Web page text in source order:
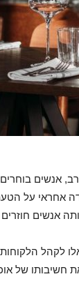
אנשים
אחראי על
אנשים
לקהל
חשיבותו של